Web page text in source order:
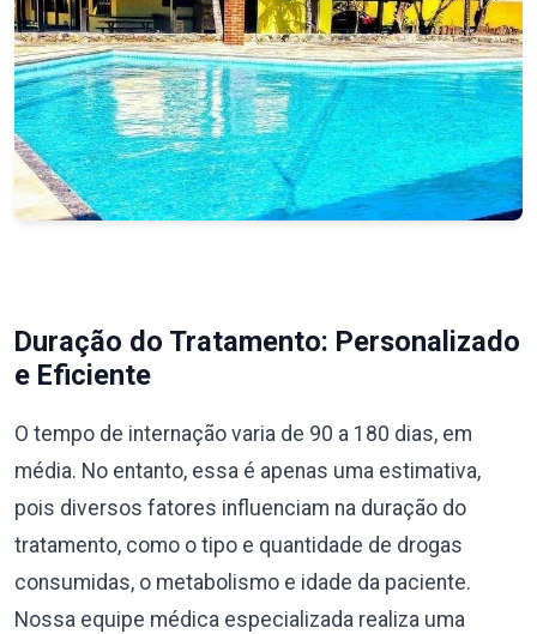
Duração do Tratamento: Personalizado
e Eficiente
O tempo de internação varia de 90 a 180 dias, em
média. No entanto, essa é apenas uma estimativa,
pois diversos fatores influenciam na duração do
tratamento, como o tipo e quantidade de drogas
consumidas, o metabolismo e idade da paciente.
Nossa equipe médica especializada realiza uma